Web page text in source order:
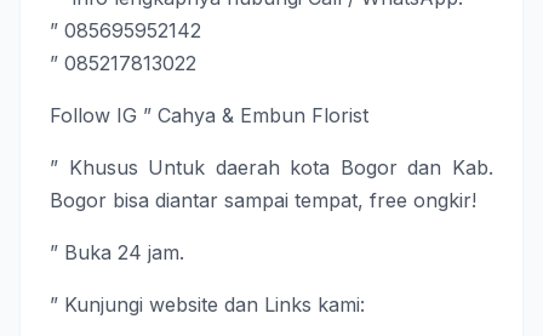
” 085695952142
” 085217813022
Follow IG ” Cahya & Embun Florist
” Khusus Untuk daerah kota Bogor dan Kab.
Bogor bisa diantar sampai tempat, free ongkir!
” Buka 24 jam.
” Kunjungi website dan Links kami: